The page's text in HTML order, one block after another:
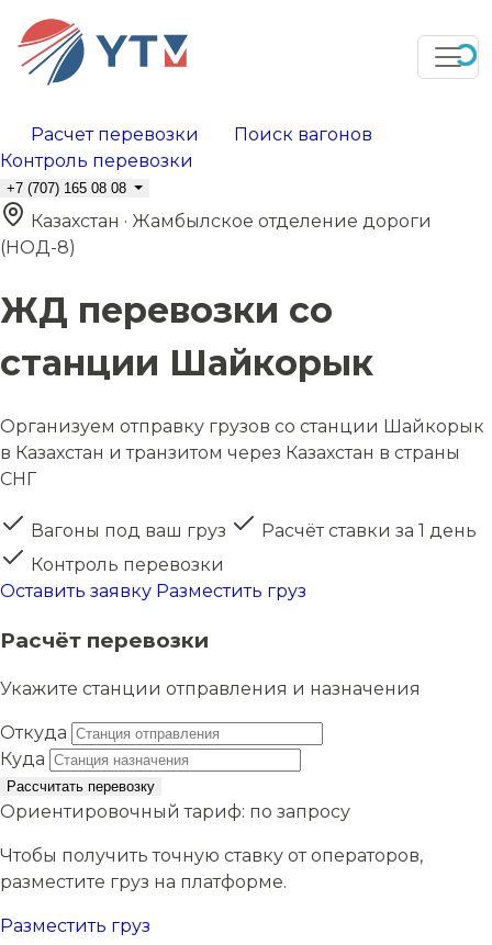
Расчет перевозки
Поиск вагонов
Контроль перевозки
+7 (707) 165 08 08
Казахстан · Жамбылское отделение дороги
(НОД-8)
ЖД перевозки со
станции Шайкорык
Организуем отправку грузов со станции Шайкорык
в Казахстан и транзитом через Казахстан в страны
СНГ
Вагоны под ваш груз
Расчёт ставки за 1 день
Контроль перевозки
Оставить заявку Разместить груз
Расчёт перевозки
Укажите станции отправления и назначения
Откуда
Куда
Рассчитать перевозку
Ориентировочный тариф: по запросу
Чтобы получить точную ставку от операторов,
разместите груз на платформе.
Разместить груз